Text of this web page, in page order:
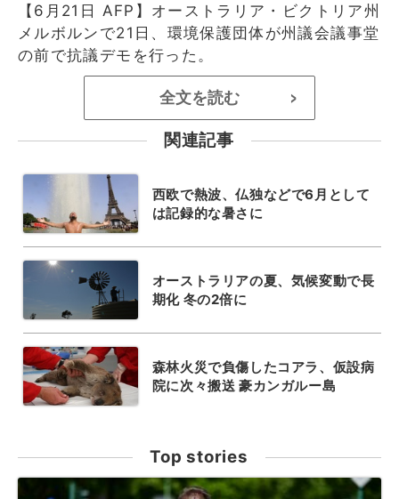
【6月21日 AFP】オーストラリア・ビクトリア州
メルボルンで21日、環境保護団体が州議会議事堂
の前で抗議デモを行った。
全文を読む >
関連記事
西欧で熱波、仏独などで6月として
は記録的な暑さに
オーストラリアの夏、気候変動で長
期化 冬の2倍に
森林火災で負傷したコアラ、仮設病
院に次々搬送 豪カンガルー島
Top stories